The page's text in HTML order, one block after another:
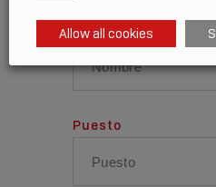
Nombre*
Puesto
Allow all cookies